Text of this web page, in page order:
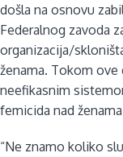
došla na osnovu
Federalnog zavoda
organizacija/
ženama. Tokom
neefikasnim
femicida nad
“Ne znamo koliko